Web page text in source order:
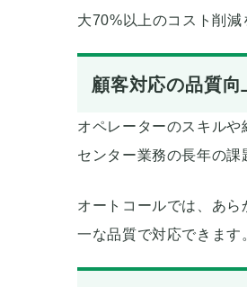
大70%以上のコスト削減
顧客対応の品質向
オペレーターのスキル
センター業務の長年の課
オートコールでは、あ
一な品質で対応できます